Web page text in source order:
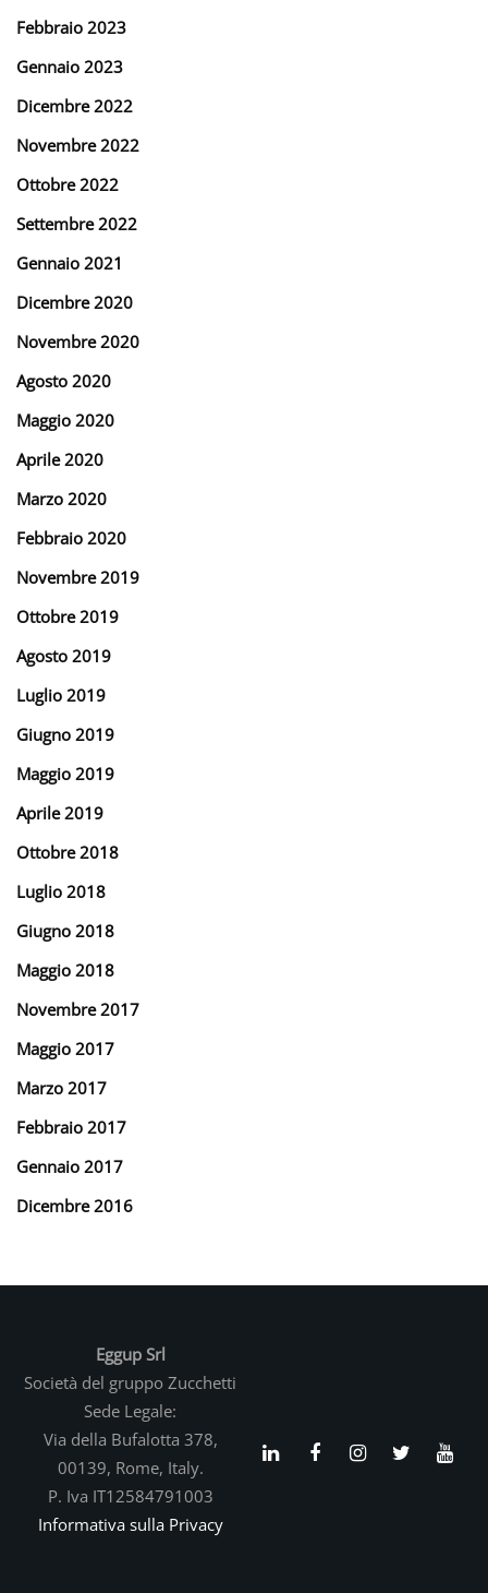
Febbraio 2023
Gennaio 2023
Dicembre 2022
Novembre 2022
Ottobre 2022
Settembre 2022
Gennaio 2021
Dicembre 2020
Novembre 2020
Agosto 2020
Maggio 2020
Aprile 2020
Marzo 2020
Febbraio 2020
Novembre 2019
Ottobre 2019
Agosto 2019
Luglio 2019
Giugno 2019
Maggio 2019
Aprile 2019
Ottobre 2018
Luglio 2018
Giugno 2018
Maggio 2018
Novembre 2017
Maggio 2017
Marzo 2017
Febbraio 2017
Gennaio 2017
Dicembre 2016
Eggup Srl
Società del gruppo Zucchetti
Sede Legale:
Via della Bufalotta 378,
00139, Rome, Italy.
P. Iva IT12584791003
Informativa sulla Privacy